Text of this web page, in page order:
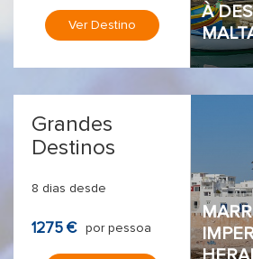
À
Ver Destino
Grandes
Destinos
8 dias desde
1275 € por pessoa